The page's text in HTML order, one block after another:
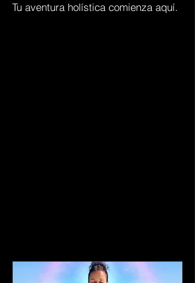
Tu aventura holística comienza aquí.